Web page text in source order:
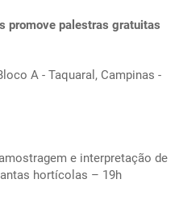
promove palestras gratuitas
A - Taquaral, Campinas -
e interpretação de
hortícolas – 19h